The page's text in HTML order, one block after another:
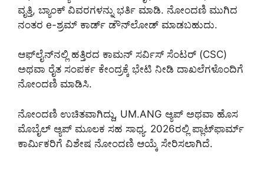
ವೃತ್ತಿ, ಬ್ಯಾಂಕ್ ವಿವರಗಳನ್ನು ಭರ್ತಿ ಮಾಡಿ. ನೋಂದಣಿ ಮುಗಿದ
ನಂತರ e-ಶ್ರಮ್ ಕಾರ್ಡ್ ಡೌನ್‌ಲೋಡ್ ಮಾಡಬಹುದು.
ಆಫ್‌ಲೈನ್‌ನಲ್ಲಿ ಹತ್ತಿರದ ಕಾಮನ್ ಸರ್ವಿಸ್ ಸೆಂಟರ್ (CSC)
ಅಥವಾ ರೈತ ಸಂಪರ್ಕ ಕೇಂದ್ರಕ್ಕೆ ಭೇಟಿ ನೀಡಿ ದಾಖಲೆಗಳೊಂದಿಗೆ
ನೋಂದಣಿ ಮಾಡಿಸಿ.
ನೋಂದಣಿ ಉಚಿತವಾಗಿದ್ದು, UM.ANG ಆ್ಯಪ್ ಅಥವಾ ಹೊಸ
ಮೊಬೈಲ್ ಆ್ಯಪ್ ಮೂಲಕ ಸಹ ಸಾಧ್ಯ. 2026ರಲ್ಲಿ ಪ್ಲಾಟ್‌ಫಾರ್ಮ್
ಕಾರ್ಮಿಕರಿಗೆ ವಿಶೇಷ ನೋಂದಣಿ ಆಯ್ಕೆ ಸೇರಿಸಲಾಗಿದೆ.